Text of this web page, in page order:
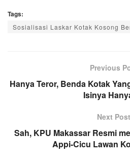
Tags:
Sosialisasi Laskar Kotak Kosong
Previous
Hanya Teror, Benda Kotak
Isinya
Next Post
Sah, KPU Makassar Resmi
Appi-Cicu Lawan